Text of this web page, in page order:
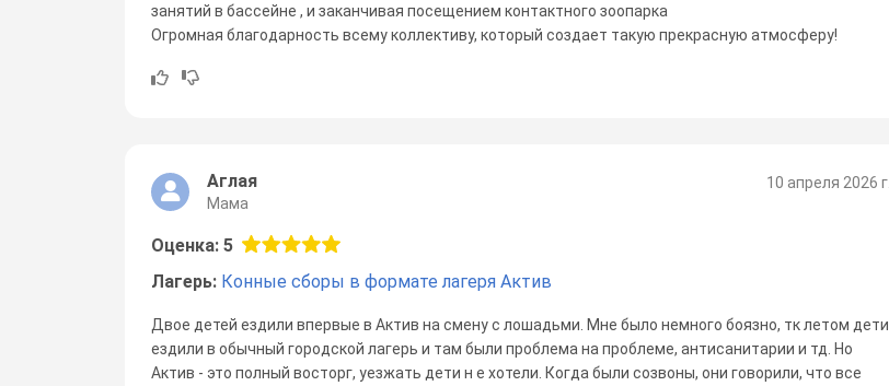
занятий в бассейне , и заканчивая посещением контактного зоопарка
Огромная благодарность всему коллективу, который создает такую прекрасную атмосферу!
10 апреля 2026 г.
Аглая
Мама
Оценка: 5
Лагерь: Конные сборы в формате лагеря Актив
Двое детей ездили впервые в Актив на смену с лошадьми. Мне было немного боязно, тк летом дети
ездили в обычный городской лагерь и там были проблема на проблеме, антисанитарии и тд. Но
Актив - это полный восторг, уезжать дети н е хотели. Когда были созвоны, они говорили, что все